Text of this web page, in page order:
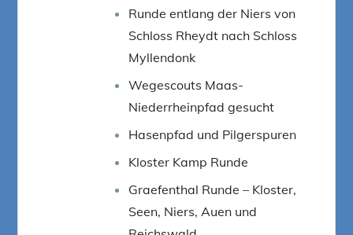
Runde entlang der Niers von
Schloss Rheydt nach Schloss
Myllendonk
Wegescouts Maas-
Niederrheinpfad gesucht
Hasenpfad und Pilgerspuren
Kloster Kamp Runde
Graefenthal Runde – Kloster,
Seen, Niers, Auen und